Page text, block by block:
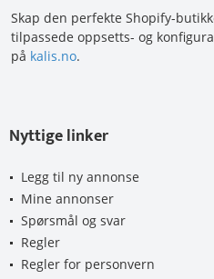
Skap den perfekte Shopify-
tilpassede oppsetts- og
på kalis.no.
Nyttige linker
Legg til ny annonse
Mine annonser
Spørsmål og svar
Regler
Regler for personvern